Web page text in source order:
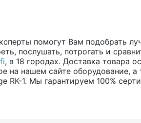
помогут Вам подобрать
послушать, потрогать и
, в 18 городах. Доставка товара
на нашем сайте оборудование, а
RK-1. Мы гарантируем 100%